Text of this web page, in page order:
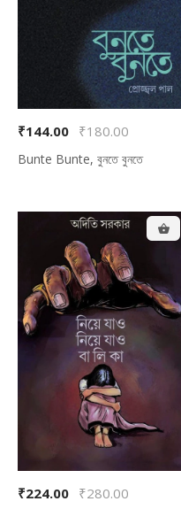
₹144.00 ₹180.00
Bunte Bunte, বুনতে বুনতে
₹224.00 ₹280.00